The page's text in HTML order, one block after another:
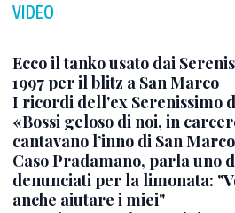
VIDEO
Ecco il tanko usato dai
1997 per il blitz a San Marco
I ricordi dell'ex Serenissimo
«Bossi geloso di noi, in
cantavano l’inno di San
Caso Pradamano, parla uno
denunciati per la limonata:
anche aiutare i miei"